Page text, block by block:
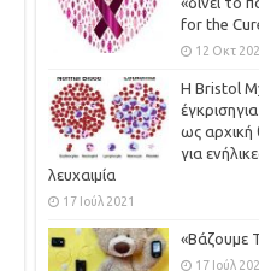
for the
12 Οκτ
Η Bristol
ως αρχική
για
λευχαιμία
17 Ιούλ 2021
«Βάζουμε
17 Ιούλ